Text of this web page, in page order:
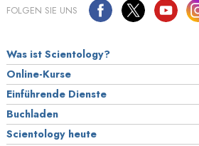
FOLGEN SIE UNS
Was ist Scientology?
Online-Kurse
Einführende Dienste
Buchladen
Scientology heute